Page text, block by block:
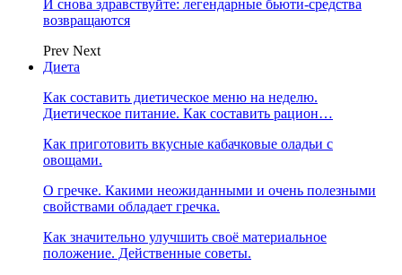
И снова здравствуйте: легендарные бьюти-средства
возвращаются
Prev Next
Диета
Как составить диетическое меню на неделю.
Диетическое питание. Как составить рацион…
Как приготовить вкусные кабачковые оладьи с
овощами.
О гречке. Какими неожиданными и очень полезными
свойствами обладает гречка.
Как значительно улучшить своё материальное
положение. Действенные советы.